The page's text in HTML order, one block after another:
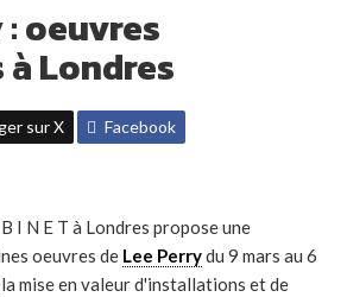
oeuvres
Londres
sur X Facebook
I N E T à Londres propose une
oeuvres de Lee Perrydu 9 mars au 6
mise en valeur d'installations et de